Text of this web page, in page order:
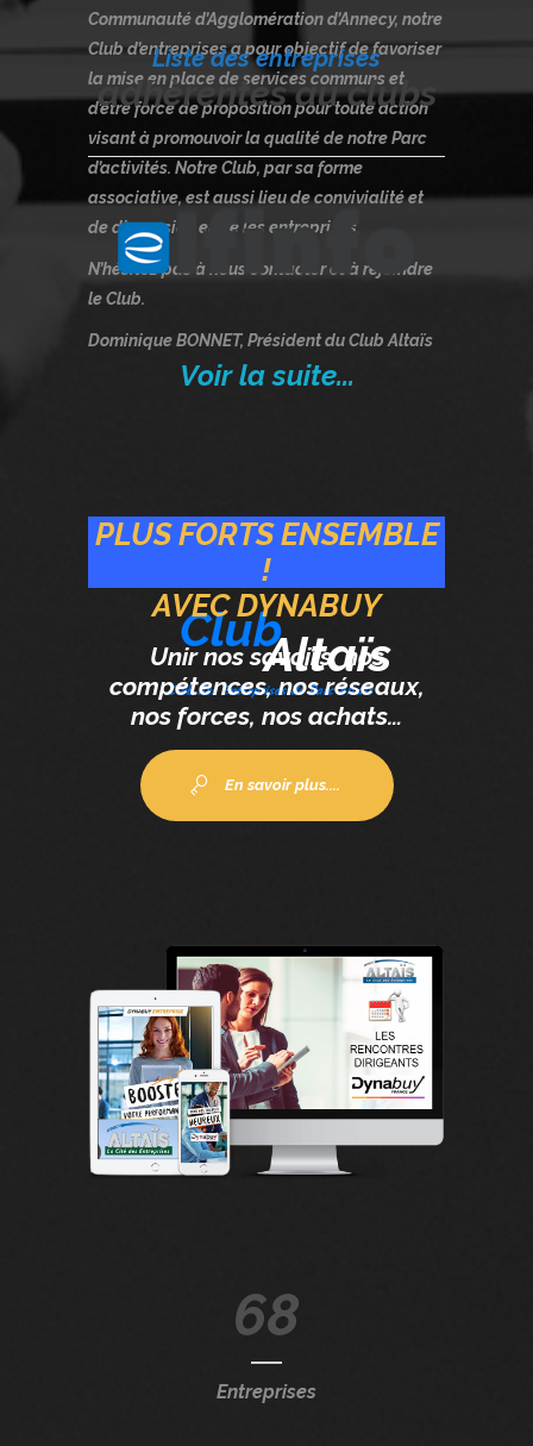
Altaïs
Club des Entreprises du Parc Altaïs
Club
Communauté d’Agglomération d’Annecy, notre
Club d’entreprises a pour objectif de favoriser
la mise en place de services communs et
d’être force de proposition pour toute action
visant à promouvoir la qualité de notre Parc
d’activités. Notre Club, par sa forme
associative, est aussi lieu de convivialité et
de discussion entre les entreprises.
N’hésitez pas à nous contacter et à rejoindre
le Club.
Dominique BONNET, Président du Club Altaïs
Liste des entreprises
adhèrentes au clubs
Voir la suite...
PLUS FORTS ENSEMBLE
!
AVEC DYNABUY
Unir nos savoirs, nos
compétences, nos réseaux,
nos forces, nos achats…
En savoir plus....
68
Entreprises